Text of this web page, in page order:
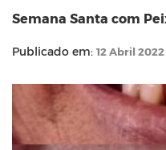
Semana Santa com
Publicado em: 12 Abril 2022